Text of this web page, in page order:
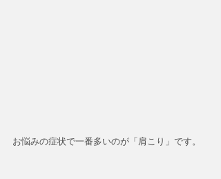
お悩みの症状で一番多いのが「肩こり」です。